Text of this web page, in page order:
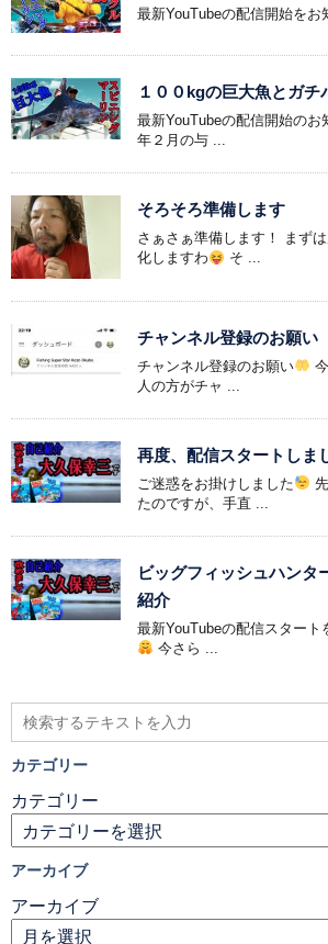
最新YouTubeの配信開始をお
１００kgの巨大魚とガチ
最新YouTubeの配信開始のお
年２月の与 ...
そろそろ準備します
さぁさぁ準備します！ まず
化しますわ
そ ...
チャンネル登録のお願い
チャンネル登録のお願い
人の方がチャ ...
再度、配信スタートしま
ご迷惑をお掛けしました
たのですが、手直 ...
ビッグフィッシュハンタ
紹介
最新YouTubeの配信スタート
今さら ...
カテゴリー
カテゴリー
アーカイブ
アーカイブ